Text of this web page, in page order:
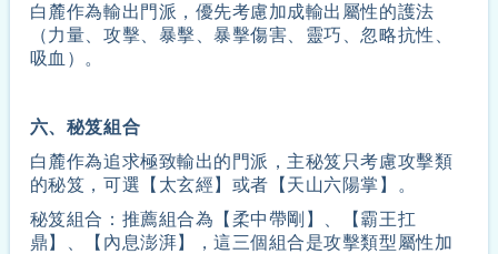
白麓作為輸出門派，優先考慮加成輸出屬性的護法
（力量、攻擊、暴擊、暴擊傷害、靈巧、忽略抗性、
吸血）。
六、秘笈組合
白麓作為追求極致輸出的門派，主秘笈只考慮攻擊類
的秘笈，可選【太玄經】或者【天山六陽掌】。
秘笈組合：推薦組合為【柔中帶剛】、【霸王扛
鼎】、【內息澎湃】，這三個組合是攻擊類型屬性加